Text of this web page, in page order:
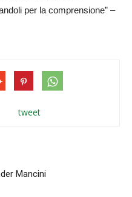
per la comprensione” –
tweet
Mancini